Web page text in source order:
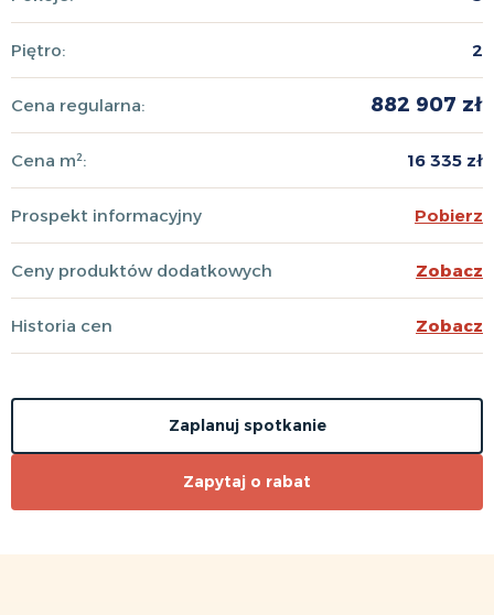
Piętro: 2
Cena regularna: 882 907 zł
Cena m²: 16 335 zł
Prospekt informacyjny Pobierz
Ceny produktów dodatkowych Zobacz
Historia cen Zobacz
Zaplanuj spotkanie
Zapytaj o rabat